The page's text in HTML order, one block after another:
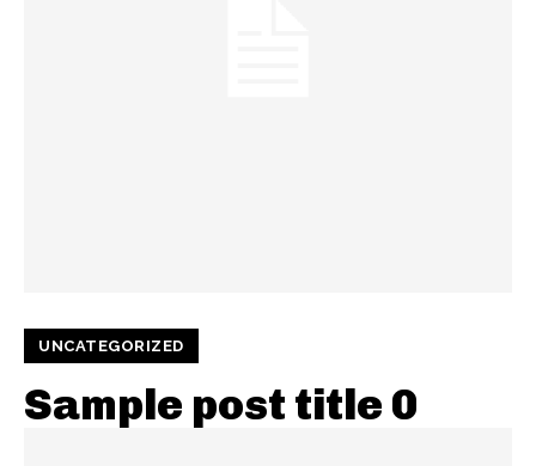
UNCATEGORIZED
Sample post title 0